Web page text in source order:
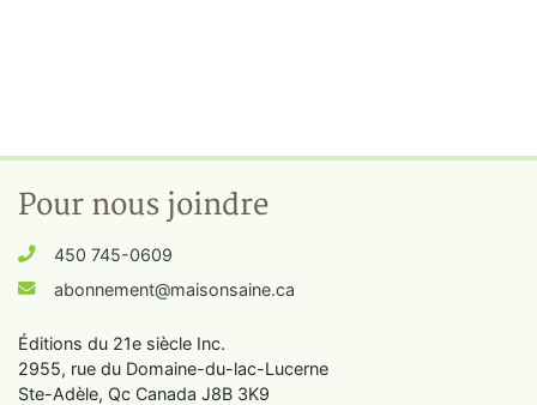
Pour nous joindre
450 745-0609
abonnement@maisonsaine.ca
Éditions du 21e siècle Inc.
2955, rue du Domaine-du-lac-Lucerne
Ste-Adèle, Qc Canada J8B 3K9